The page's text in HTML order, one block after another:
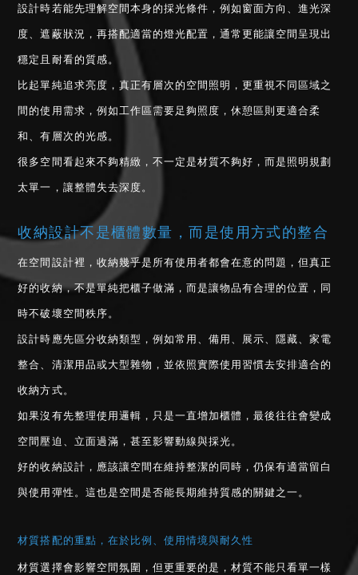
設計時若能先理解空間本身的採光條件，例如窗面方向、進光深
度、遮蔽狀況，再搭配適當的燈光配置，通常更能讓空間呈現出
穩定且耐看的質感。
比起單純追求亮度，真正有層次的空間照明，更重視不同區域之
間的使用需求，例如工作區需要足夠照度，休憩區則更適合柔
和、有層次的光感。
很多空間看起來不夠精緻，不一定是材質不夠好，而是照明規劃
太單一，讓整體失去深度。
收納設計不是櫃體數量，而是使用方式的整合
在空間設計裡，收納幾乎是所有使用者都會在意的問題，但真正
好的收納，不是單純把櫃子做滿，而是讓物品有合理的位置，同
時不破壞空間秩序。
設計時應先區分收納類型，例如常用、備用、展示、隱藏、家電
整合、清潔用品或大型雜物，並依照實際使用習慣去安排適合的
收納方式。
如果沒有先整理使用邏輯，只是一直增加櫃體，最後往往會變成
空間壓迫、立面過滿，甚至影響動線與採光。
好的收納設計，應該讓空間在維持整潔的同時，仍保有適當留白
與使用彈性。這也是空間是否能長期維持質感的關鍵之一。
材質搭配的重點，在於比例、使用情境與耐久性
材質選擇會影響空間氛圍，但更重要的是，材質不能只看單一樣